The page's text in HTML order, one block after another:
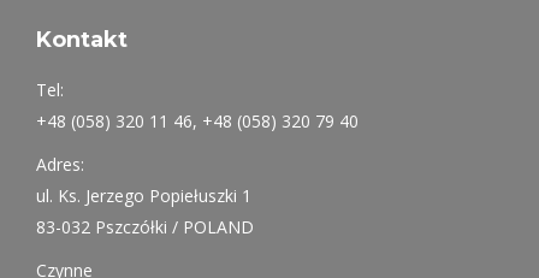
Kontakt
Tel:
+48 (058) 320 11 46, +48 (058) 320 79 40
Adres:
ul. Ks. Jerzego Popiełuszki 1
83-032 Pszczółki / POLAND
Czynne